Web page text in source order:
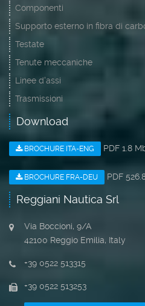
Componenti
Supporto esterno in fibra di
Testate
Tenute meccaniche
Linee d'assi
Trasmissioni
Download
BROCHURE ITA-ENG PDF 1.8
BROCHURE FRA-DEU PDF
Reggiani Nautica Srl
Via Boccioni, 9/A
42100 Reggio Emilia, Italy
+39 0522 513315
+39 0522 513253